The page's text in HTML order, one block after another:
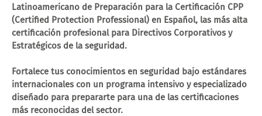
Latinoamericano de Preparación para la Certificación CPP
(Certified Protection Professional) en Español, las más alta
certificación profesional para Directivos Corporativos y
Estratégicos de la seguridad.
Fortalece tus conocimientos en seguridad bajo estándares
internacionales con un programa intensivo y especializado
diseñado para prepararte para una de las certificaciones
más reconocidas del sector.